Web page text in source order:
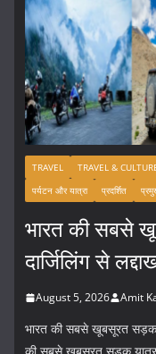
TRAVEL TRAVEL &
पर्यटन और यात्रा
प्रदर्शित
भारत की सबसे
दार्जिलिंग से
August 5, 2026 Amit
भारत की सबसे खूबसूरत सड़क